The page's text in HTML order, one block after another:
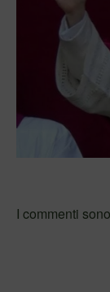
I commenti